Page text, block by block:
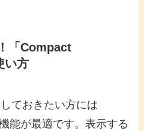
「Compact
い方
ておきたい方には
能が最適です。表示する